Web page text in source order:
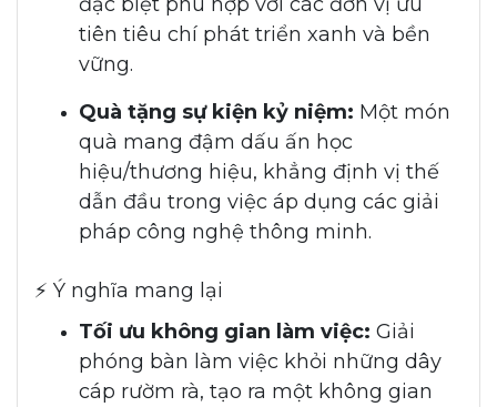
tiên tiêu chí phát triển xanh và bền
vững.
Quà tặng sự kiện kỷ niệm: Một món
quà mang đậm dấu ấn học
hiệu/thương hiệu, khẳng định vị thế
dẫn đầu trong việc áp dụng các giải
pháp công nghệ thông minh.
⚡ Ý nghĩa mang lại
Tối ưu không gian làm việc: Giải
phóng bàn làm việc khỏi những dây
cáp rườm rà, tạo ra một không gian